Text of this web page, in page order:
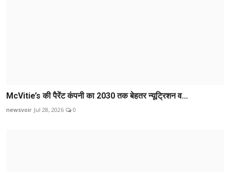
McVitie’s की पैरेंट कंपनी का 2030 तक बेहतर न्यूट्रिशन व...
newsvoir Jul 28, 2026 0